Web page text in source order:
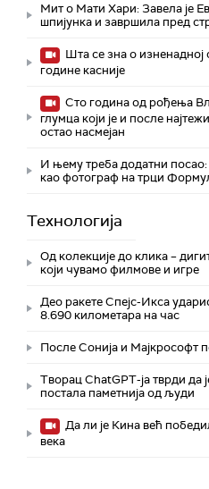
Мит о Мати Хари: Завела је
шпијунка и завршила пред
Шта се зна о
године касније
Сто година од рођења
глумца који је и после
остао насмејан
И њему треба додатни
као фотограф на трци
Технологијa
Од колекције до клика –
који чувамо филмове и игре
Део ракете Спејс-Икса
8.690 километара на час
После Сонија и Мајкрософт
Творац ChatGPT-ја тврди да
постала паметнија од људи
Да ли је Кина већ
века